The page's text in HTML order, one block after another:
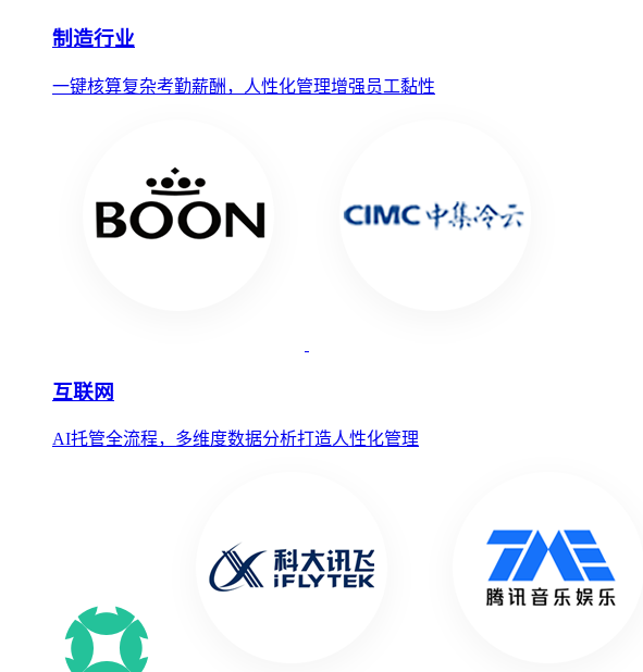
制造行业
一键核算复杂考勤薪酬，人性化管理增强员工黏性
互联网
AI托管全流程，多维度数据分析打造人性化管理